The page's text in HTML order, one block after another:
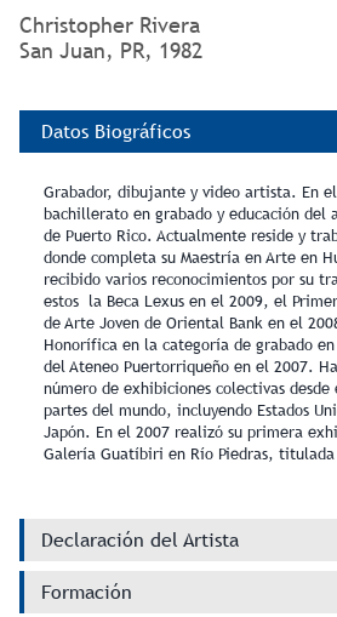
Christopher Rivera
San Juan, PR, 1982
Datos Biográficos
Grabador, dibujante y video artista. En
bachillerato en grabado y educación del
de Puerto Rico. Actualmente reside y
donde completa su Maestría en Arte en
recibido varios reconocimientos por su
estos la Beca Lexus en el 2009, el
de Arte Joven de Oriental Bank en el
Honorífica en la categoría de grabado
del Ateneo Puertorriqueño en el 2007.
número de exhibiciones colectivas
partes del mundo, incluyendo Estados
Japón. En el 2007 realizó su primera
Galería Guatíbiri en Río Piedras, titulada
Declaración del Artista
Formación